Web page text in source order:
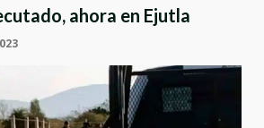
ahora en Ejutla